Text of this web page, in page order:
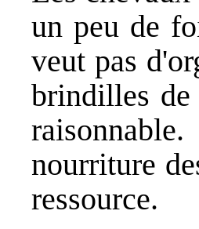
un peu de
veut pas
brindilles de
nourriture
ressource.